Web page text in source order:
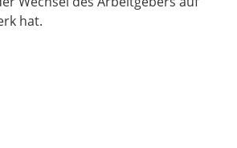
hat.